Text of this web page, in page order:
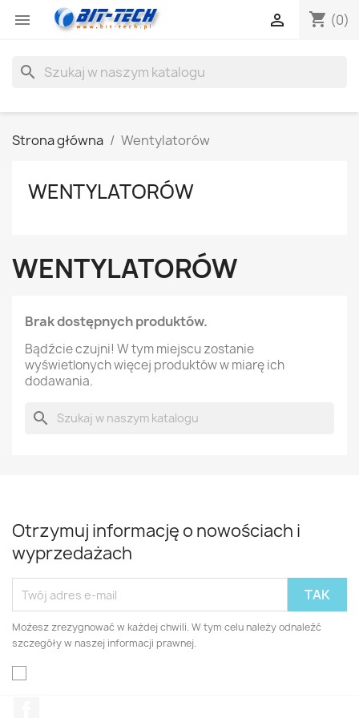
 shopping_cart (0)

search
Strona główna Wentylatorów
WENTYLATORÓW
WENTYLATORÓW
Brak dostępnych produktów.
Bądźcie czujni! W tym miejscu zostanie
wyświetlonych więcej produktów w miarę ich
dodawania.
search
Otrzymuj informację o nowościach i
wyprzedażach
Możesz zrezygnować w każdej chwili. W tym celu należy odnaleźć
szczegóły w naszej informacji prawnej.